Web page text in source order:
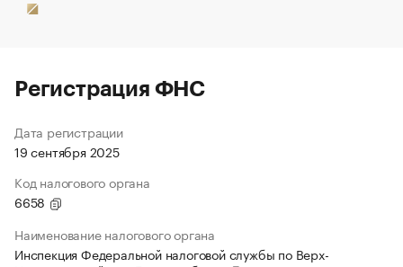
Регистрация ФНС
Дата регистрации
19 сентября 2025
Код налогового органа
6658
Наименование налогового органа
Инспекция Федеральной налоговой службы по Верх-